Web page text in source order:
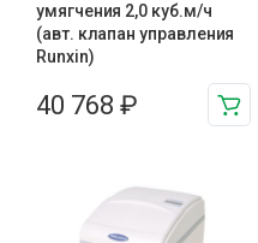
умягчения 2,0 куб.м/ч
(авт. клапан управления
Runxin)
40 768 ₽